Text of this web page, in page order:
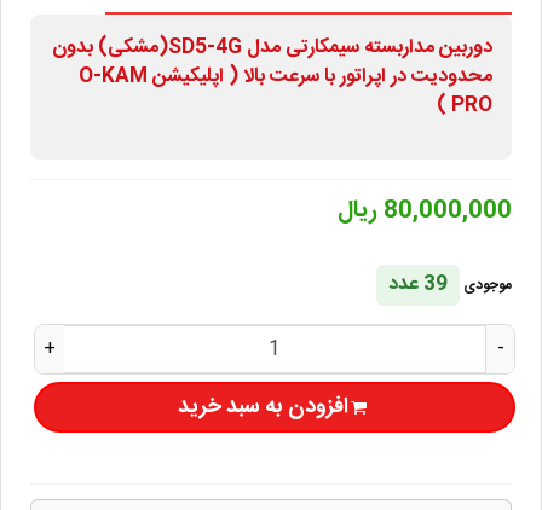
دوربین مداربسته سیمکارتی مدل SD5-4G(مشکی) بدون
محدودیت در اپراتور با سرعت بالا ( اپلیکیشن O-KAM
PRO )
80,000,000 ریال
موجودی
39 عدد
-
+
افزودن به سبد خرید